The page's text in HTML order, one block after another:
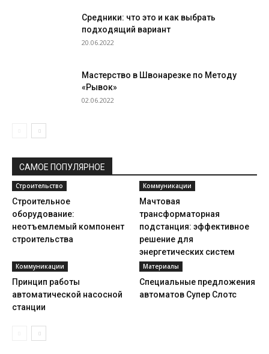
Средники: что это и как выбрать
подходящий вариант
20.06.2022
Мастерство в Швонарезке по Методу
«Рывок»
02.06.2022
САМОЕ ПОПУЛЯРНОЕ
Строительство
Строительное
оборудование:
неотъемлемый компонент
строительства
Коммуникации
Мачтовая
трансформаторная
подстанция: эффективное
решение для
энергетических систем
Коммуникации
Принцип работы
автоматической насосной
станции
Материалы
Специальные предложения
автоматов Супер Слотс